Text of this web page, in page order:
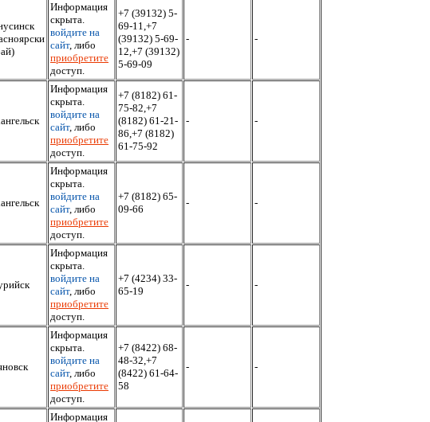
Информация
скрыта.
войдите на
сайт, либо
приобретите
доступ.
+7 (39132) 5-
69-11,+7
(39132) 5-69-
12,+7 (39132)
5-69-09
- -
Информация
скрыта.
войдите на
сайт, либо
приобретите
доступ.
+7 (8182) 61-
75-82,+7
(8182) 61-21-
86,+7 (8182)
61-75-92
- -
Информация
скрыта.
войдите на
сайт, либо
приобретите
доступ.
+7 (8182) 65-
09-66
- -
Информация
скрыта.
войдите на
сайт, либо
приобретите
доступ.
+7 (4234) 33-
65-19
- -
Информация
скрыта.
войдите на
сайт, либо
приобретите
доступ.
+7 (8422) 68-
48-32,+7
(8422) 61-64-
58
- -
Информация